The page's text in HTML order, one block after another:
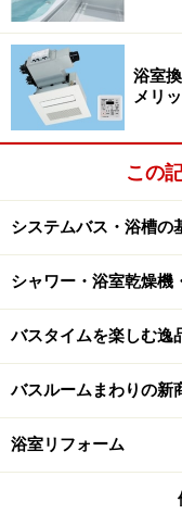
浴室
メリ
この
システムバス・浴槽の
シャワー・浴室乾燥機
バスタイムを楽しむ逸
バスルームまわりの新
浴室リフォーム